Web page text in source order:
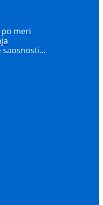
meri
saosnosti…